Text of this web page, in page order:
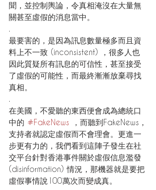
聞，並控制輿論，令真相淹沒在大量無
關甚至虛假的消息當中。
.
最要害的，是因為訊息數量極多而且資
料上不一致 (inconsistent) ，很多人也
因此質疑所有訊息的可信性，甚至接受
了虛假的可能性，而最終漸漸放棄尋找
真相。
.
在美國，不愛聽的東西便會成為總統口
中的 #FakeNews ，而聽到FakeNews，
支持者就認定虛假而不會理會。更進一
步更有力的，我們看到這陣子發生在社
交平台針對香港事件關於虛假信息濫發
(disinformation) 情況，那機器就是要把
虛假事情說100萬次而變成真。